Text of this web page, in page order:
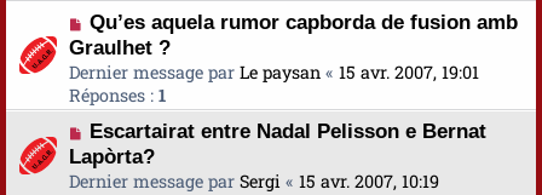
Qu’es aquela rumor capborda de fusion amb
Graulhet ?
Dernier message par Le paysan « 15 avr. 2007, 19:01
Réponses : 1
Escartairat entre Nadal Pelisson e Bernat
Lapòrta?
Dernier message par Sergi « 15 avr. 2007, 10:19